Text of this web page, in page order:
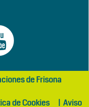
de Frisona
de Cookies | Aviso